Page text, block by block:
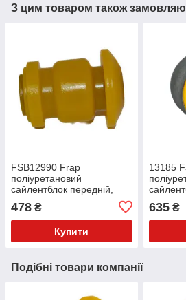
З цим товаром також
FSB12990 Frap
поліуретановий
сайлентблок передній,
PolyBush (аналог) v17
478 ₴
Купити
13185
635₴
Подібні товари компанії